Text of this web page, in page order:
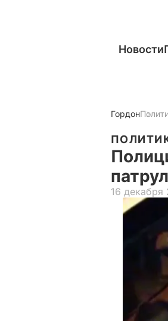
Новости
Гордон
16 декабря